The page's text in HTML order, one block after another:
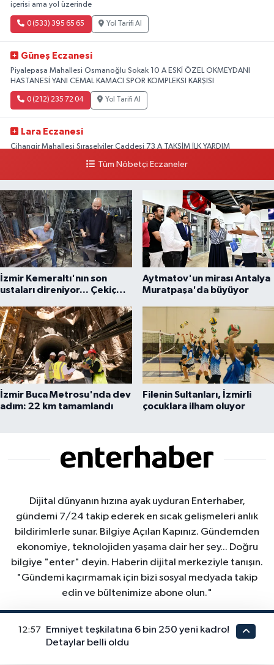
içerisi ama yol üzerinde
0 (533) 395 65 65 Yol Tarifi Al
Güneş Eczanesi
Piyalepaşa Mahallesi Osmanoğlu Sokak 10 A ESKİ ÖZEL OKMEYDANI
HASTANESİ YANI CEMAL KAMACI SPOR KOMPLEKSI KARŞISI
0 (212) 235 72 04 Yol Tarifi Al
Lara Eczanesi
Cihangir Mahallesi Sıraselviler Caddesi 73 A TAKSİM İLK YARDIM
Tüm Nöbetçi Eczaneler
İzmir Kemeraltı'nın son
ustaları direniyor... Çekiç
Aytmatov'un mirası Antalya
Muratpaşa'da büyüyor
İzmir Buca Metrosu'nda dev
adım: 22 km tamamlandı
Filenin Sultanları, İzmirli
çocuklara ilham oluyor
Dijital dünyanın hızına ayak uyduran Enterhaber,
gündemi 7/24 takip ederek en sıcak gelişmeleri anlık
bildirimlerle sunar. Bilgiye Açılan Kapınız. Gündemden
ekonomiye, teknolojiden yaşama dair her şey... Doğru
bilgiye "enter" deyin. Haberin dijital merkeziyle tanışın.
"Gündemi kaçırmamak için bizi sosyal medyada takip
edin ve bültenimize abone olun."
12:57
Emniyet teşkilatına 6 bin 250 yeni kadro!
Detaylar belli oldu